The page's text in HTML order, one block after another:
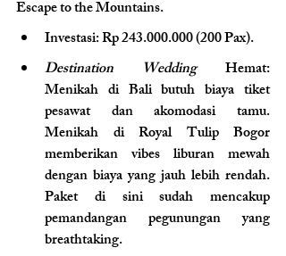
Escape to the Mountains.
Investasi: Rp 243.000.000 (200 Pax).
Destination Wedding Hemat:
Menikah di Bali butuh biaya tiket
pesawat dan akomodasi tamu.
Menikah di Royal Tulip Bogor
memberikan vibes liburan mewah
dengan biaya yang jauh lebih rendah.
Paket di sini sudah mencakup
pemandangan pegunungan yang
breathtaking.